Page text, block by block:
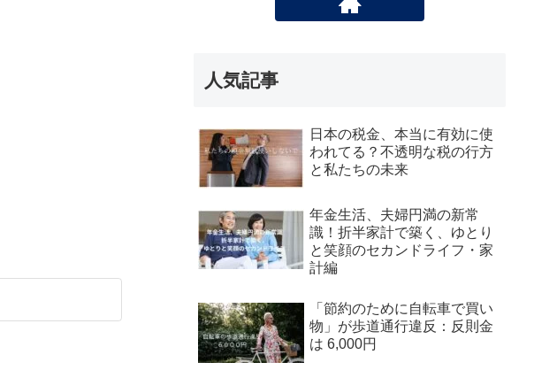
人気記事
日本の税金、本当に有効に使
われてる？不透明な税の行方
と私たちの未来
年金生活、夫婦円満の新常
識！折半家計で築く、ゆとり
と笑顔のセカンドライフ・家
計編
「節約のために自転車で買い
物」が歩道通行違反：反則金
は 6,000円